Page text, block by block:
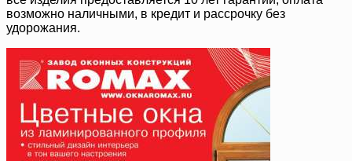
возможно наличными, в кредит и рассрочку без
удорожания.